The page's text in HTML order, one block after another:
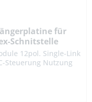
für
Schnitstelle
12pol. Single-Link
Steuerung Nutzung